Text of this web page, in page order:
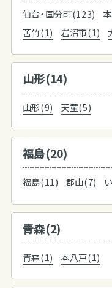
仙台・国分町(123)
苦竹(1)
岩沼市(1)
山形(14)
山形(9) 天童(5)
福島(20)
福島(11) 郡山(7)
青森(2)
青森(1) 本八戸(1)